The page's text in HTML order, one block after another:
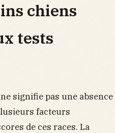
chiens
tests
signifie pas une absence
facteurs
de ces races. La